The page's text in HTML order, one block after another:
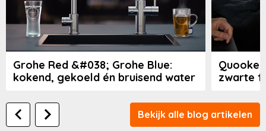
Grohe Red &#038; Grohe Blue:
kokend, gekoeld én bruisend water
zwarte
Bekijk alle blog artikelen